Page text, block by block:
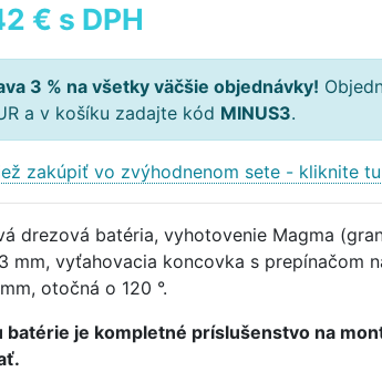
€ s DPH
3 % na všetky väčšie objednávky!
a v košíku zadajte kód MINUS3.
zakúpiť vo zvýhodnenom sete - kliknite tu
drezová batéria, vyhotovenie Magma
mm, vyťahovacia koncovka s prepínačom
otočná o 120 °.
batérie je kompletné príslušenstvo na